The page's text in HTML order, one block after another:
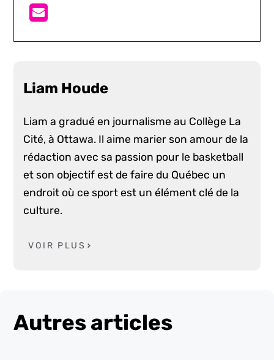
Liam Houde
Liam a gradué en journalisme au Collège La
Cité, à Ottawa. Il aime marier son amour de la
rédaction avec sa passion pour le basketball
et son objectif est de faire du Québec un
endroit où ce sport est un élément clé de la
culture.
VOIR PLUS
Autres articles